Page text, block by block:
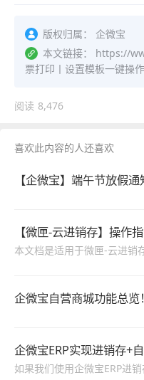
版权归属：
企微宝
本文链接：
https://
票打印丨设置模板一键操作
阅读 8,476
喜欢此内容的人还喜欢
【企微宝】端午节放假通
【微匣-云进销存】操作
企微宝ERP实现进销存+